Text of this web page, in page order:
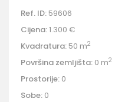
Ref. ID: 59606
Cijena:1.300 €
Kvadratura: 50 m2
Površina zemljišta: 0 m2
Prostorije: 0
Sobe: 0